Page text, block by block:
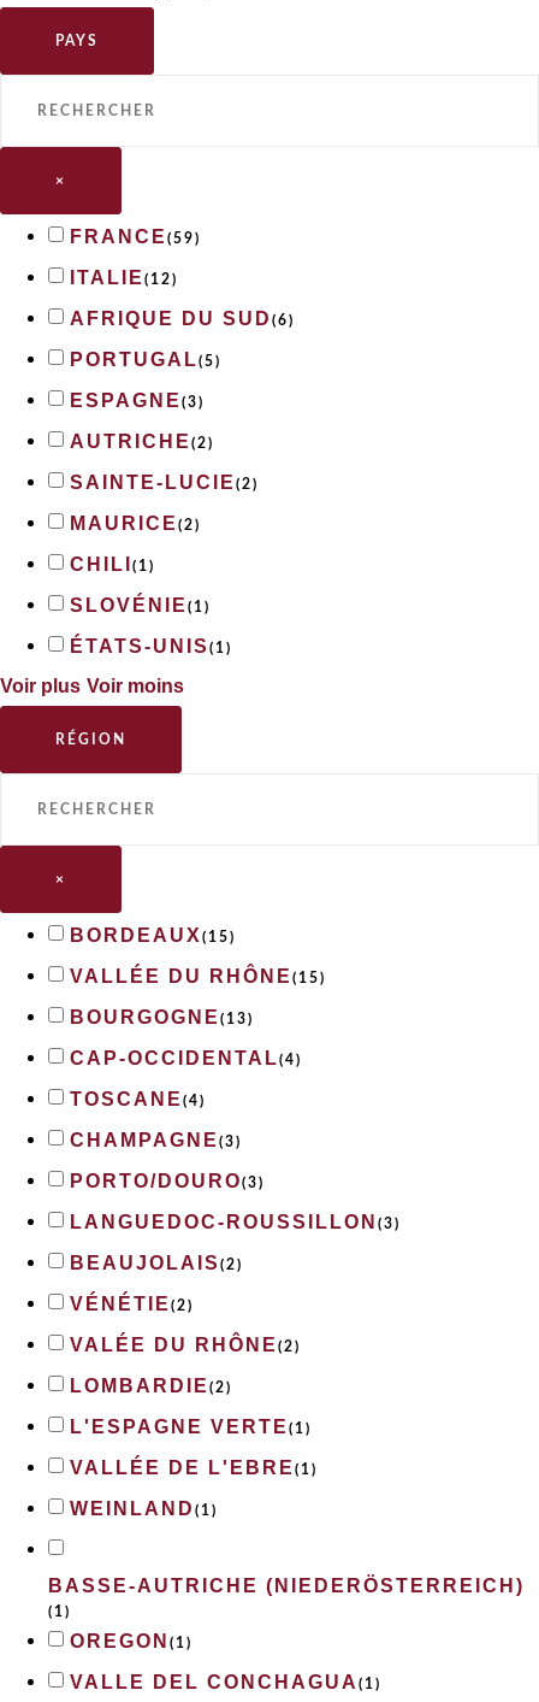
PAYS
×
FRANCE (59)
ITALIE ( 12)
AFRIQUE DU SUD (6)
PORTUGAL(5)
ESPAGNE (3)
AUTRICHE (2)
SAINTE-LUCIE (2)
MAURICE (2)
CHILI ( 1 )
SLOVÉNIE ( 1 )
ÉTATS-UNIS ( 1 )
Voir plus Voir moins
RÉGION
×
BORDEAUX ( 15)
VALLÉE DU RHÔNE ( 15)
BOURGOGNE ( 13)
CAP-OCCIDENTAL(4)
TOSCANE (4)
CHAMPAGNE (3)
PORTO/DOURO(3)
LANGUEDOC-ROUSSILLON (3)
BEAUJOLAIS (2)
VÉNÉTIE (2)
VALÉE DU RHÔNE (2)
LOMBARDIE (2)
L'ESPAGNE VERTE ( 1 )
VALLÉE DE L'EBRE ( 1 )
WEINLAND ( 1 )
BASSE-AUTRICHE (NIEDERÖSTERREICH)
( 1 )
OREGON ( 1 )
VALLE DEL CONCHAGUA ( 1 )